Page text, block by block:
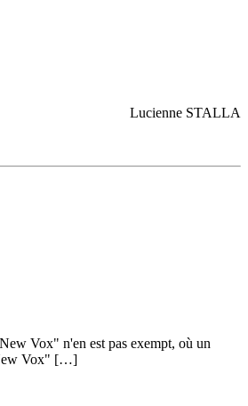
Lucienne STALLA
Vox" n'en est pas exempt, où un
New Vox" […]